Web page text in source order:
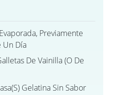
Previamente
Un Día
De Vainilla (o De
Gelatina Sin Sabor